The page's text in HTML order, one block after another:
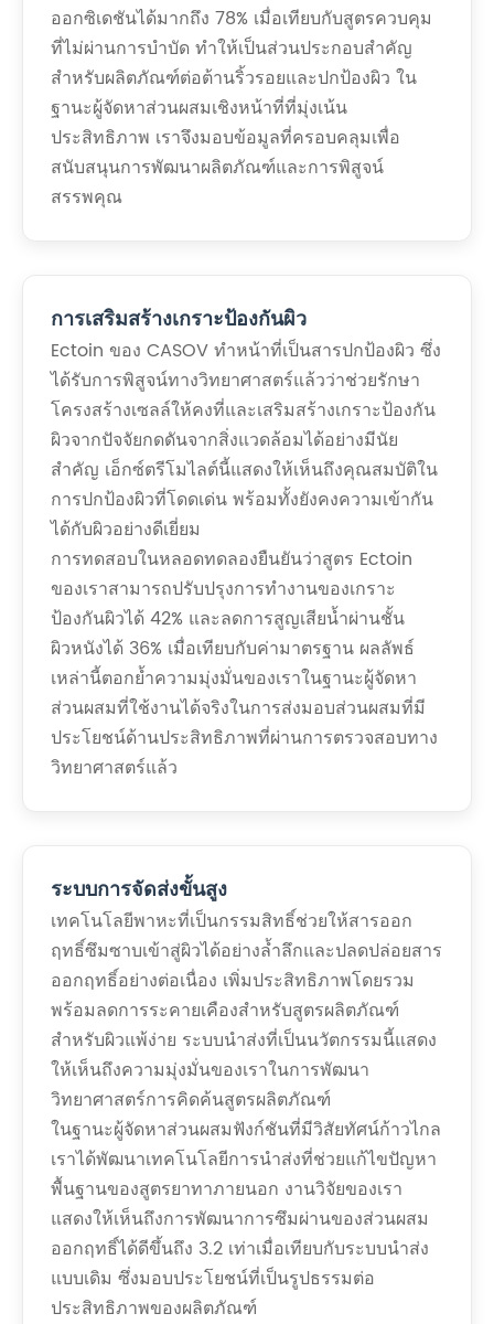
ออกซิเดชันได้มากถึง 78% เมื่อเทียบกับสูตรควบคุม
ที่ไม่ผ่านการบำบัด ทำให้เป็นส่วนประกอบสำคัญ
สำหรับผลิตภัณฑ์ต่อต้านริ้วรอยและปกป้องผิว ใน
ฐานะผู้จัดหาส่วนผสมเชิงหน้าที่ที่มุ่งเน้น
ประสิทธิภาพ เราจึงมอบข้อมูลที่ครอบคลุมเพื่อ
สนับสนุนการพัฒนาผลิตภัณฑ์และการพิสูจน์
สรรพคุณ
การเสริมสร้างเกราะป้องกันผิว
Ectoin ของ CASOV ทำหน้าที่เป็นสารปกป้องผิว ซึ่ง
ได้รับการพิสูจน์ทางวิทยาศาสตร์แล้วว่าช่วยรักษา
โครงสร้างเซลล์ให้คงที่และเสริมสร้างเกราะป้องกัน
ผิวจากปัจจัยกดดันจากสิ่งแวดล้อมได้อย่างมีนัย
สำคัญ เอ็กซ์ตรีโมไลต์นี้แสดงให้เห็นถึงคุณสมบัติใน
การปกป้องผิวที่โดดเด่น พร้อมทั้งยังคงความเข้ากัน
ได้กับผิวอย่างดีเยี่ยม
การทดสอบในหลอดทดลองยืนยันว่าสูตร Ectoin
ของเราสามารถปรับปรุงการทำงานของเกราะ
ป้องกันผิวได้ 42% และลดการสูญเสียน้ำผ่านชั้น
ผิวหนังได้ 36% เมื่อเทียบกับค่ามาตรฐาน ผลลัพธ์
เหล่านี้ตอกย้ำความมุ่งมั่นของเราในฐานะผู้จัดหา
ส่วนผสมที่ใช้งานได้จริงในการส่งมอบส่วนผสมที่มี
ประโยชน์ด้านประสิทธิภาพที่ผ่านการตรวจสอบทาง
วิทยาศาสตร์แล้ว
ระบบการจัดส่งขั้นสูง
เทคโนโลยีพาหะที่เป็นกรรมสิทธิ์ช่วยให้สารออก
ฤทธิ์ซึมซาบเข้าสู่ผิวได้อย่างล้ำลึกและปลดปล่อยสาร
ออกฤทธิ์อย่างต่อเนื่อง เพิ่มประสิทธิภาพโดยรวม
พร้อมลดการระคายเคืองสำหรับสูตรผลิตภัณฑ์
สำหรับผิวแพ้ง่าย ระบบนำส่งที่เป็นนวัตกรรมนี้แสดง
ให้เห็นถึงความมุ่งมั่นของเราในการพัฒนา
วิทยาศาสตร์การคิดค้นสูตรผลิตภัณฑ์
ในฐานะผู้จัดหาส่วนผสมฟังก์ชันที่มีวิสัยทัศน์ก้าวไกล
เราได้พัฒนาเทคโนโลยีการนำส่งที่ช่วยแก้ไขปัญหา
พื้นฐานของสูตรยาทาภายนอก งานวิจัยของเรา
แสดงให้เห็นถึงการพัฒนาการซึมผ่านของส่วนผสม
ออกฤทธิ์ได้ดีขึ้นถึง 3.2 เท่าเมื่อเทียบกับระบบนำส่ง
แบบเดิม ซึ่งมอบประโยชน์ที่เป็นรูปธรรมต่อ
ประสิทธิภาพของผลิตภัณฑ์